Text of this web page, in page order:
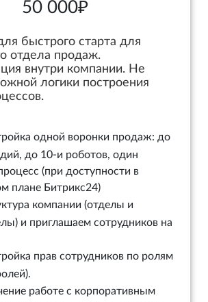
50 000₽
быстрого старта для
отдела продаж.
внутри компании. Не
логики построения
одной воронки продаж: до
до 10-и роботов, один
(при доступности в
плане Битрикс24)
компании (отделы и
и приглашаем сотрудников на
прав сотрудников по ролям
работе с корпоративным